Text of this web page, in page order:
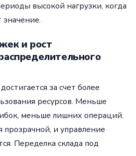
высокой нагрузки, когда
и рост
за счет более
ресурсов. Меньше
меньше лишних операций.
прозрачной, и управление
Переделка склада под